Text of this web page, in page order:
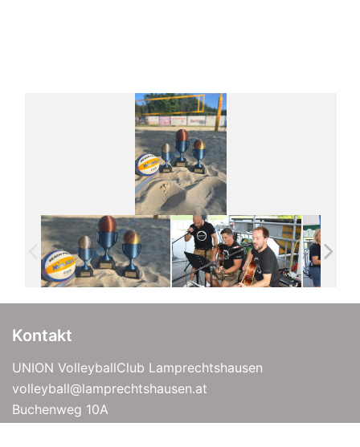
Kontakt
UNION VolleyballClub Lamprechtshausen
volleyball@lamprechtshausen.at
Buchenweg 10A